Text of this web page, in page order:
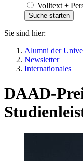
Volltext +
Sie sind hier:
Alumni der
Newsletter
Internationales
DAAD-